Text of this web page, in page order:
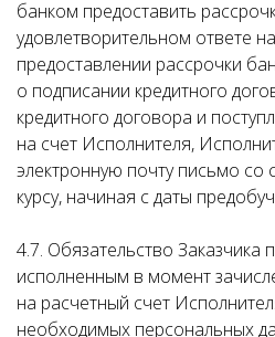
банком предоставить
удовлетворительном ответе
предоставлении рассрочки
о подписании кредитного
кредитного договора и
на счет Исполнителя,
электронную почту письмо со
курсу, начиная с даты
4.7. Обязательство Заказчика
исполненным в момент
на расчетный счет
необходимых персональных